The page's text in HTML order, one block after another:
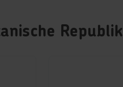
Republik